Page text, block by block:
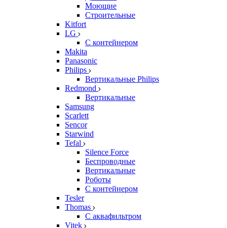
Моющие
Строительные
Kitfort
LG
С контейнером
Makita
Panasonic
Philips
Вертикальные Philips
Redmond
Вертикальные
Samsung
Scarlett
Sencor
Starwind
Tefal
Silence Force
Беспроводные
Вертикальные
Роботы
С контейнером
Tesler
Thomas
С аквафильтром
Vitek